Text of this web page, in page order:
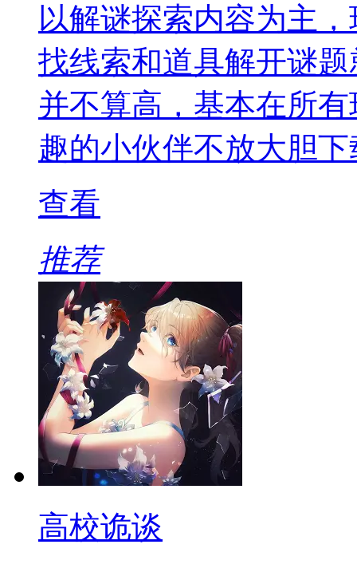
以解谜探索内容为主
找线索和道具解开谜
并不算高，基本在所
趣的小伙伴不放大胆
查看
推荐
高校诡谈